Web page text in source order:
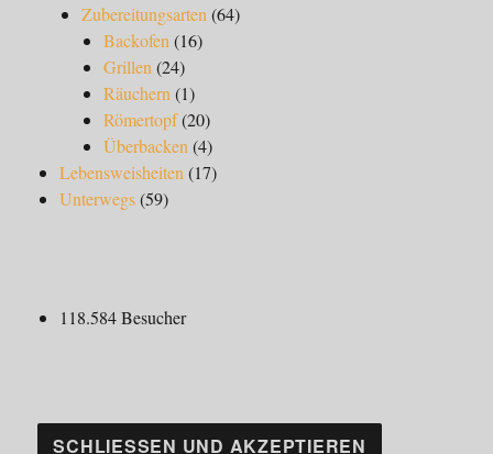
Zubereitungsarten (64)
Backofen (16)
Grillen (24)
Räuchern (1)
Römertopf(20)
Überbacken (4)
Lebensweisheiten (17)
Unterwegs(59)
118.584 Besucher